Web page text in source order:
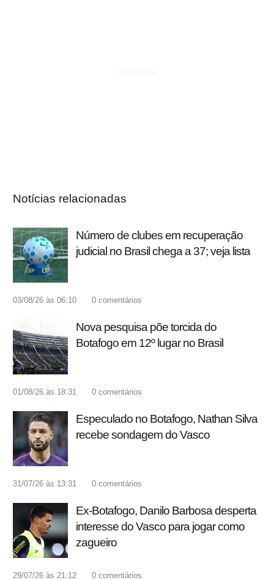
Notícias relacionadas
Número de clubes em recuperação
judicial no Brasil chega a 37; veja lista
03/08/26 às 06:10 0 comentários
Nova pesquisa põe torcida do
Botafogo em 12º lugar no Brasil
01/08/26 às 18:31 0 comentários
Especulado no Botafogo, Nathan Silva
recebe sondagem do Vasco
31/07/26 às 13:31 0 comentários
Ex-Botafogo, Danilo Barbosa desperta
interesse do Vasco para jogar como
zagueiro
29/07/26 às 21:12 0 comentários